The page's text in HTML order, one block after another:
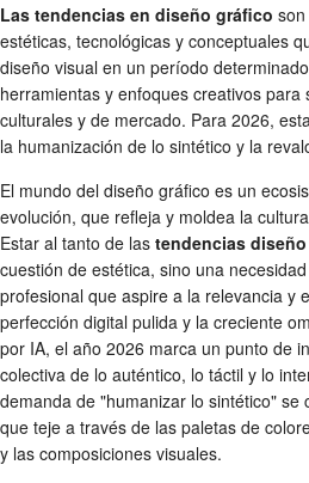
Las tendencias en diseño gráfico
estéticas, tecnológicas y conceptuales
diseño visual en un período
herramientas y enfoques creativos para
culturales y de mercado. Para 2026,
la humanización de lo sintético y la
El mundo del diseño gráfico es un
evolución, que refleja y moldea la
Estar al tanto de las tendencias
cuestión de estética, sino una
profesional que aspire a la relevancia y
perfección digital pulida y la creciente
por IA, el año 2026 marca un punto de
colectiva de lo auténtico, lo táctil y lo
demanda de "humanizar lo sintético" se
que teje a través de las paletas de
y las composiciones visuales.